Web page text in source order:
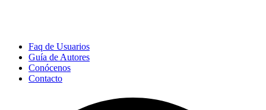
Faq de Usuarios
Guía de Autores
Conócenos
Contacto